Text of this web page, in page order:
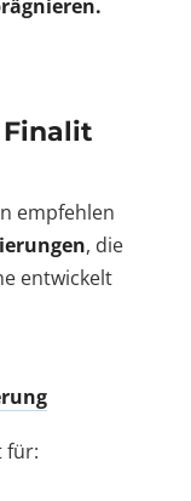
Finalit
empfehlen
, die
entwickelt
für: